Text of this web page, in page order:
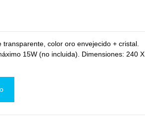
color oro envejecido + cristal.
15W (no incluida). Dimensiones: 240 X